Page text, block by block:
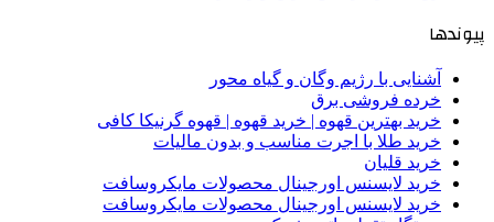
پیوندها
آشنایی با رژیم وگان و گیاه محور
خرده فروشی برق
خرید بهترین قهوه | خرید قهوه | قهوه گرنیکا کافی
خرید طلا با اجرت مناسب و بدون مالیات
خرید قلیان
خرید لایسنس اورجینال محصولات مایکروسافت
خرید لایسنس اورجینال محصولات مایکروسافت